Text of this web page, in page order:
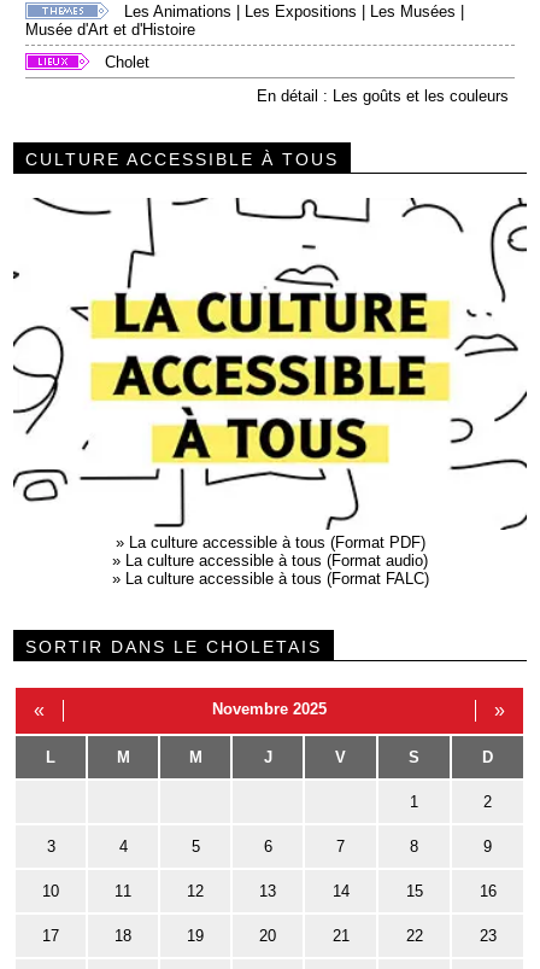
Les Animations | Les Expositions | Les Musées |
Musée d'Art et d'Histoire
Cholet
En détail : Les goûts et les couleurs
CULTURE ACCESSIBLE À TOUS
» La culture accessible à tous (Format PDF)
» La culture accessible à tous (Format audio)
» La culture accessible à tous (Format FALC)
SORTIR DANS LE CHOLETAIS
« Novembre 2025 »
L M M J V S D
1 2
3 4 5 6 7 8 9
10 11 12 13 14 15 16
17 18 19 20 21 22 23